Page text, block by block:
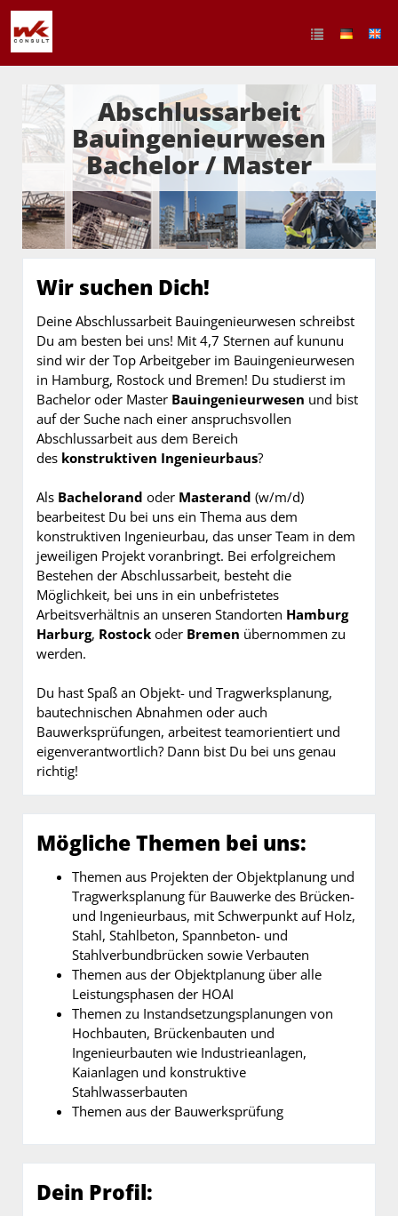
Abschlussarbeit
Bauingenieurwesen
Bachelor / Master
Wir suchen Dich!
Deine Abschlussarbeit Bauingenieurwesen schreibst
Du am besten bei uns! Mit 4,7 Sternen auf kununu
sind wir der Top Arbeitgeber im Bauingenieurwesen
in Hamburg, Rostock und Bremen! Du studierst im
Bachelor oder Master Bauingenieurwesen und bist
auf der Suche nach einer anspruchsvollen
Abschlussarbeit aus dem Bereich
des konstruktiven Ingenieurbaus?
Als Bachelorand oder Masterand (w/m/d)
bearbeitest Du bei uns ein Thema aus dem
konstruktiven Ingenieurbau, das unser Team in dem
jeweiligen Projekt voranbringt. Bei erfolgreichem
Bestehen der Abschlussarbeit, besteht die
Möglichkeit, bei uns in ein unbefristetes
Arbeitsverhältnis an unseren Standorten Hamburg
Harburg, Rostockoder Bremen übernommen zu
werden.
Du hast Spaß an Objekt- und Tragwerksplanung,
bautechnischen Abnahmen oder auch
Bauwerksprüfungen, arbeitest teamorientiert und
eigenverantwortlich? Dann bist Du bei uns genau
richtig!
Mögliche Themen bei uns:
Themen aus Projekten der Objektplanung und
Tragwerksplanung für Bauwerke des Brücken-
und Ingenieurbaus, mit Schwerpunkt auf Holz,
Stahl, Stahlbeton, Spannbeton- und
Stahlverbundbrücken sowie Verbauten
Themen aus der Objektplanung über alle
Leistungsphasen der HOAI
Themen zu Instandsetzungsplanungen von
Hochbauten, Brückenbauten und
Ingenieurbauten wie Industrieanlagen,
Kaianlagen und konstruktive
Stahlwasserbauten
Themen aus der Bauwerksprüfung
Dein Profil: